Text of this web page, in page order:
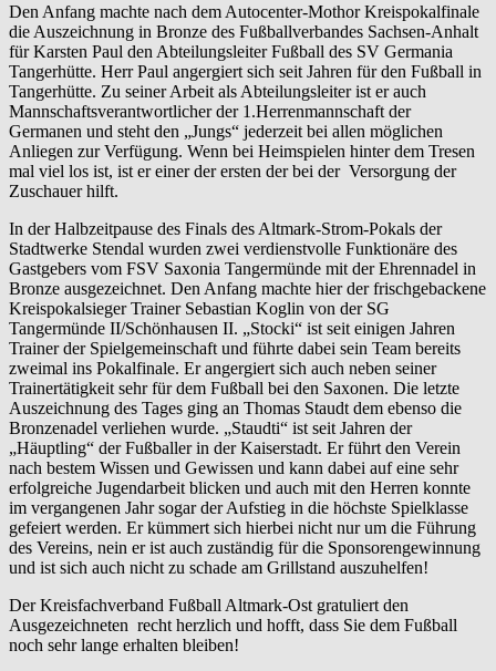
Den Anfang machte nach dem Autocenter-Mothor Kreispokalfinale
die Auszeichnung in Bronze des Fußballverbandes Sachsen-Anhalt
für Karsten Paul den Abteilungsleiter Fußball des SV Germania
Tangerhütte. Herr Paul angergiert sich seit Jahren für den Fußball in
Tangerhütte. Zu seiner Arbeit als Abteilungsleiter ist er auch
Mannschaftsverantwortlicher der 1.Herrenmannschaft der
Germanen und steht den „Jungs“ jederzeit bei allen möglichen
Anliegen zur Verfügung. Wenn bei Heimspielen hinter dem Tresen
mal viel los ist, ist er einer der ersten der bei der Versorgung der
Zuschauer hilft.
In der Halbzeitpause des Finals des Altmark-Strom-Pokals der
Stadtwerke Stendal wurden zwei verdienstvolle Funktionäre des
Gastgebers vom FSV Saxonia Tangermünde mit der Ehrennadel in
Bronze ausgezeichnet. Den Anfang machte hier der frischgebackene
Kreispokalsieger Trainer Sebastian Koglin von der SG
Tangermünde II/Schönhausen II. „Stocki“ ist seit einigen Jahren
Trainer der Spielgemeinschaft und führte dabei sein Team bereits
zweimal ins Pokalfinale. Er angergiert sich auch neben seiner
Trainertätigkeit sehr für dem Fußball bei den Saxonen. Die letzte
Auszeichnung des Tages ging an Thomas Staudt dem ebenso die
Bronzenadel verliehen wurde. „Staudti“ ist seit Jahren der
„Häuptling“ der Fußballer in der Kaiserstadt. Er führt den Verein
nach bestem Wissen und Gewissen und kann dabei auf eine sehr
erfolgreiche Jugendarbeit blicken und auch mit den Herren konnte
im vergangenen Jahr sogar der Aufstieg in die höchste Spielklasse
gefeiert werden. Er kümmert sich hierbei nicht nur um die Führung
des Vereins, nein er ist auch zuständig für die Sponsorengewinnung
und ist sich auch nicht zu schade am Grillstand auszuhelfen!
Der Kreisfachverband Fußball Altmark-Ost gratuliert den
Ausgezeichneten recht herzlich und hofft, dass Sie dem Fußball
noch sehr lange erhalten bleiben!